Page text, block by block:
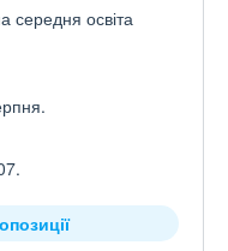
середня освіта